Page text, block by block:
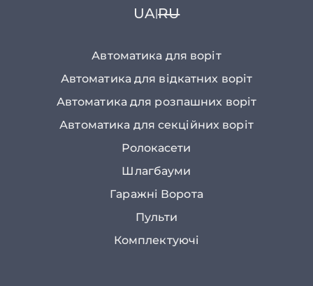
UA|RU
Автоматика для воріт
Автоматика для відкатних воріт
Автоматика для розпашних воріт
Автоматика для секційних воріт
Ролокасети
Шлагбауми
Гаражні Ворота
Пульти
Комплектуючі